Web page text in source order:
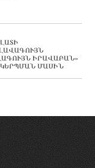
ԻՐԱՎԱԲԱՆ»
ՄԱՍԻՆ